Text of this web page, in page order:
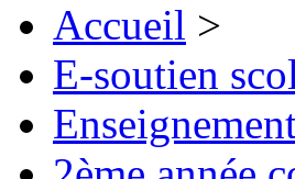
Accueil >
E-soutien